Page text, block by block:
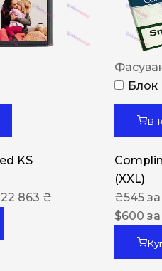
KS
863 ₴
Блок
В
(XXL)
₴545
$600